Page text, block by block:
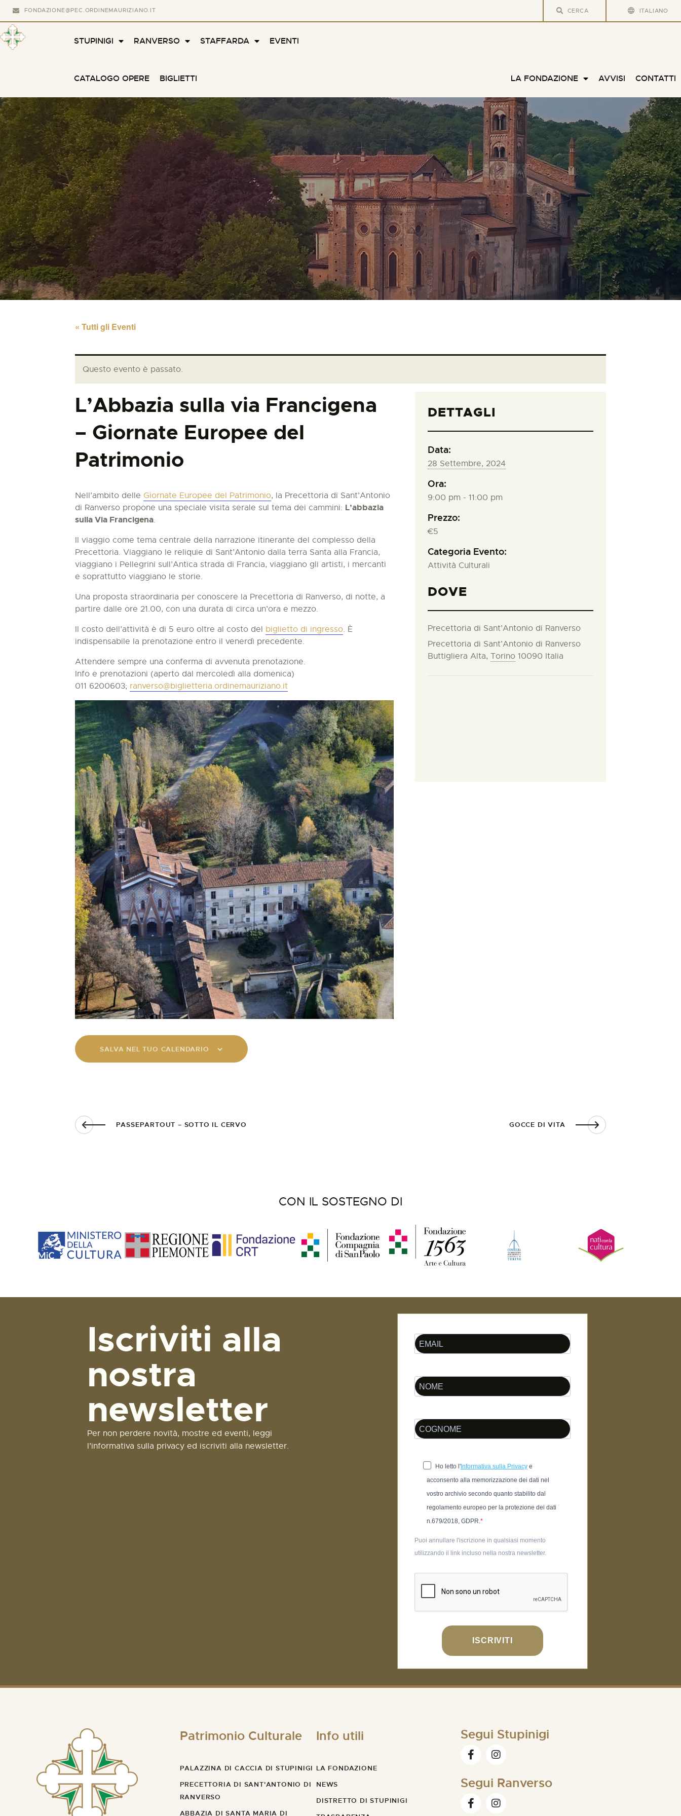
FONDAZIONE@PEC.ORDINEMAURIZIANO.IT ITALIANO
STUPINIGI RANVERSO STAFFARDA EVENTI
CATALOGO OPERE BIGLIETTI LA FONDAZIONE AVVISI CONTATTI
« Tutti gli Eventi
Questo evento è passato.
L’Abbazia sulla via Francigena
– Giornate Europee del
Patrimonio
Nell’ambito delle Giornate Europee del Patrimonio, la Precettoria di Sant’Antonio
di Ranverso propone una speciale visita serale sul tema dei cammini: L’abbazia
sulla Via Francigena.
Il viaggio come tema centrale della narrazione itinerante del complesso della
Precettoria. Viaggiano le reliquie di Sant’Antonio dalla terra Santa alla Francia,
viaggiano i Pellegrini sull’Antica strada di Francia, viaggiano gli artisti, i mercanti
e soprattutto viaggiano le storie.
Una proposta straordinaria per conoscere la Precettoria di Ranverso, di notte, a
partire dalle ore 21.00, con una durata di circa un’ora e mezzo.
Il costo dell’attività è di 5 euro oltre al costo del biglietto di ingresso. È
indispensabile la prenotazione entro il venerdì precedente.
Attendere sempre una conferma di avvenuta prenotazione.
Info e prenotazioni (aperto dal mercoledì alla domenica)
011 6200603; ranverso@biglietteria.ordinemauriziano.it
SALVA NEL TUO CALENDARIO
DETTAGLI
Data:
28 Settembre, 2024
Ora:
9:00 pm - 11:00 pm
Prezzo:
€5
Categoria Evento:
Attività Culturali
DOVE
Precettoria di Sant’Antonio di Ranverso
Precettoria di Sant’Antonio di Ranverso
Buttigliera Alta, Torino 10090 Italia
PASSEPARTOUT – SOTTO IL CERVO GOCCE DI VITA
CON IL SOSTEGNO DI
Iscriviti alla
nostra
newsletter
Per non perdere novità, mostre ed eventi, leggi
l’informativa sulla privacy ed iscriviti alla newsletter.
Ho letto l' Informativa sulla Privacy e
acconsento alla memorizzazione dei dati nel
vostro archivio secondo quanto stabilito dal
regolamento europeo per la protezione dei dati
n.679/2018, GDPR.
Puoi annullare l'iscrizione in qualsiasi momento
utilizzando il link incluso nella nostra newsletter.
ISCRIVITI
Patrimonio Culturale
PALAZZINA DI CACCIA DI STUPINIGI
PRECETTORIA DI SANT'ANTONIO DI
RANVERSO
ABBAZIA DI SANTA MARIA DI
Info utili
LA FONDAZIONE
NEWS
DISTRETTO DI STUPINIGI
Segui Stupinigi
Segui Ranverso